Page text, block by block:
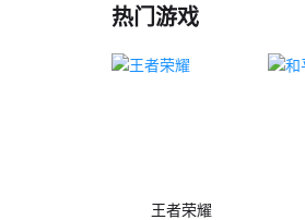
热门游戏
王者荣耀